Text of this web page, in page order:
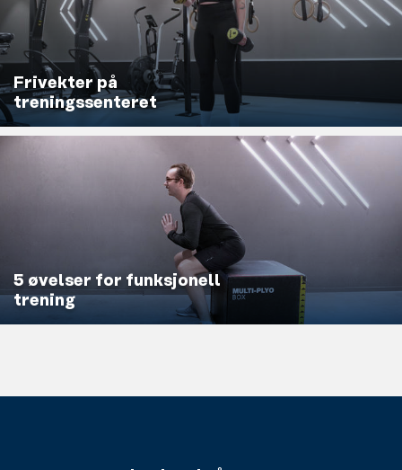
Frivekter på
treningssenteret
5 øvelser for funksjonell
trening